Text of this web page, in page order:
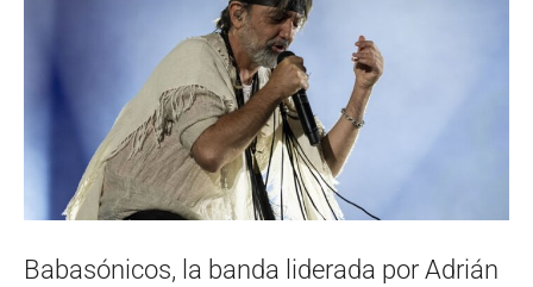
Babasónicos, la banda liderada por Adrián